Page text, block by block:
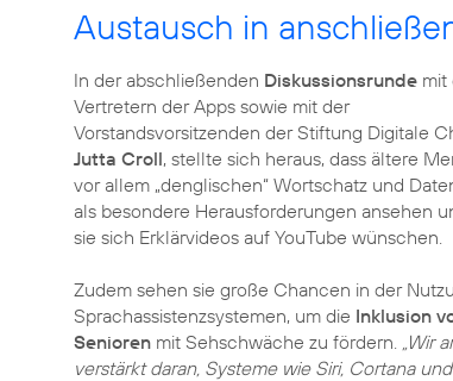
Austausch in
In der abschließenden Diskussionsrunde mit
Vertretern der Apps sowie mit der
Vorstandsvorsitzenden der Stiftung Digitale
Jutta Croll, stellte sich heraus, dass ältere
vor allem „denglischen“ Wortschatz und
als besondere Herausforderungen ansehen
sie sich Erklärvideos auf YouTube wünschen.
Zudem sehen sie große Chancen in der
Sprachassistenzsystemen, um die Inklusion
Senioren mit Sehschwäche zu fördern. „Wir
verstärkt daran, Systeme wie Siri, Cortana